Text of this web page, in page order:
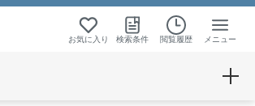
お気に入り 検索条件 閲覧履歴 メニュー